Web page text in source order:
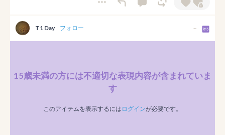
T1 Day フォロー --
15歳未満の方には不適切な表現内容が含まれていま
す
このアイテムを表示するには ログインが必要です。